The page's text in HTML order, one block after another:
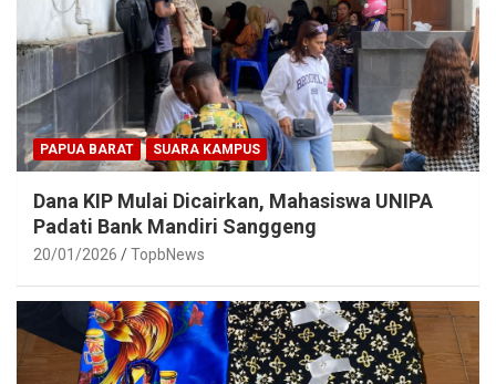
PAPUA BARAT SUARA KAMPUS
Dana KIP Mulai Dicairkan, Mahasiswa UNIPA
Padati Bank Mandiri Sanggeng
20/01/2026 TopbNews